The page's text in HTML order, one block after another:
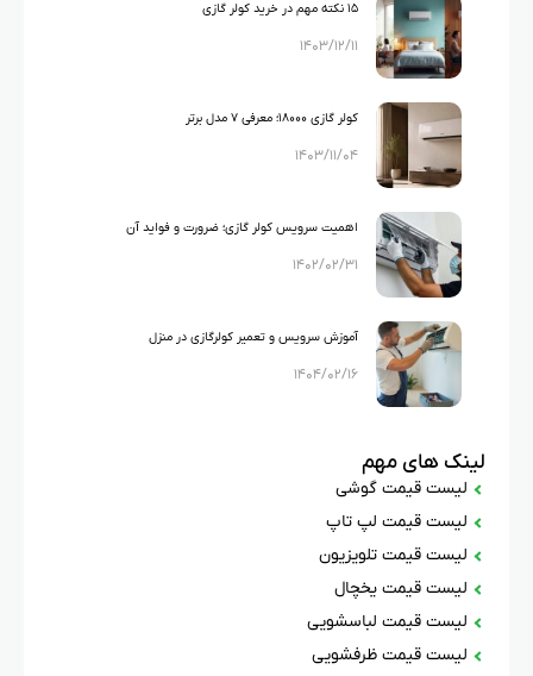
۱۵ نکته مهم در خرید کولر گازی
۱۴۰۳/۱۲/۱۱
کولر گازی ۱۸۰۰۰؛ معرفی ۷ مدل برتر
۱۴۰۳/۱۱/۰۴
اهمیت سرویس کولر گازی؛ ضرورت و فواید آن
۱۴۰۲/۰۲/۳۱
آموزش سرویس و تعمیر کولرگازی در منزل
۱۴۰۴/۰۲/۱۶
لینک های مهم
لیست قیمت گوشی
لیست قیمت لپ تاپ
لیست قیمت تلویزیون
لیست قیمت یخچال
لیست قیمت لباسشویی
لیست قیمت ظرفشویی